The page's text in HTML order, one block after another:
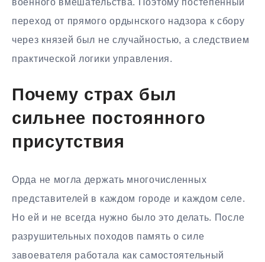
военного вмешательства. Поэтому постепенный
переход от прямого ордынского надзора к сбору
через князей был не случайностью, а следствием
практической логики управления.
Почему страх был
сильнее постоянного
присутствия
Орда не могла держать многочисленных
представителей в каждом городе и каждом селе.
Но ей и не всегда нужно было это делать. После
разрушительных походов память о силе
завоевателя работала как самостоятельный